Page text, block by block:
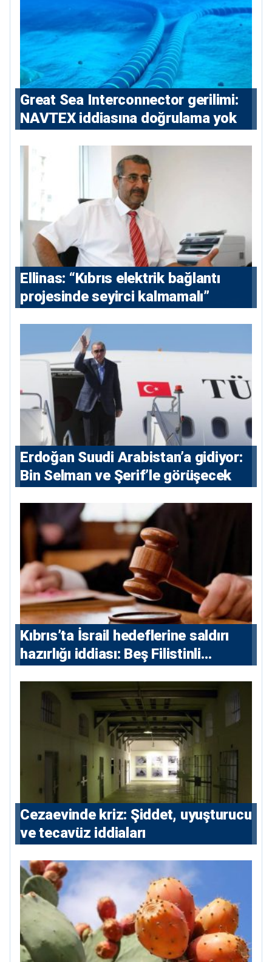
Great Sea Interconnector gerilimi:
NAVTEX iddiasına doğrulama yok
Ellinas: “Kıbrıs elektrik bağlantı
projesinde seyirci kalmamalı”
Erdoğan Suudi Arabistan’a gidiyor:
Bin Selman ve Şerif’le görüşecek
Kıbrıs’ta İsrail hedeflerine saldırı
hazırlığı iddiası: Beş Filistinli
Cezaevinde kriz: Şiddet, uyuşturucu
ve tecavüz iddiaları